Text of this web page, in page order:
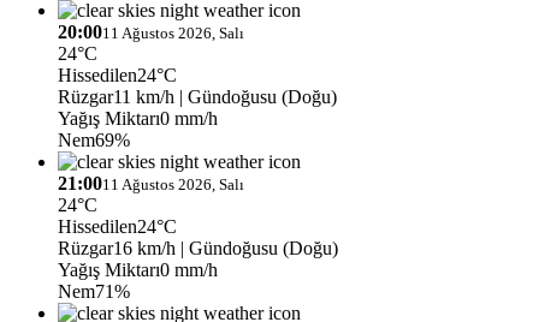
20:0011 Ağustos 2026, Salı
24°C
Hissedilen24°C
Rüzgar11 km/h | Gündoğusu (Doğu)
Yağış Miktarı0 mm/h
Nem69%
21:0011 Ağustos 2026, Salı
24°C
Hissedilen24°C
Rüzgar16 km/h | Gündoğusu (Doğu)
Yağış Miktarı0 mm/h
Nem71%